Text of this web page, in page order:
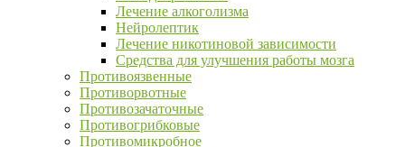
Лечение алкоголизма
Нейролептик
Лечение никотиновой зависимости
Средства для улучшения работы мозга
Противоязвенные
Противорвотные
Противозачаточные
Противогрибковые
Противомикробное